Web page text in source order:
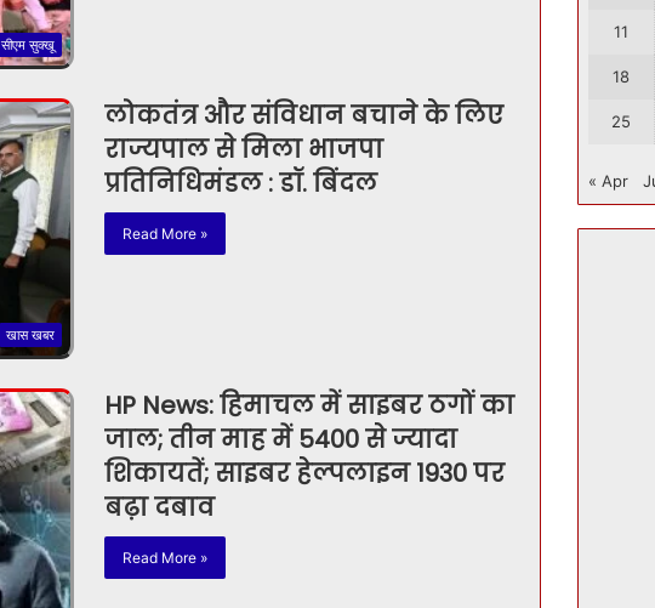
सीएम सुक्खू
खास खबर
लोकतंत्र और संविधान बचाने के लिए
राज्यपाल से मिला भाजपा
प्रतिनिधिमंडल : डॉ. बिंदल
Read More »
HP News: हिमाचल में साइबर ठगों का
जाल; तीन माह में 5400 से ज्यादा
शिकायतें; साइबर हेल्पलाइन 1930 पर
बढ़ा दबाव
Read More »
11
18
25
« Apr